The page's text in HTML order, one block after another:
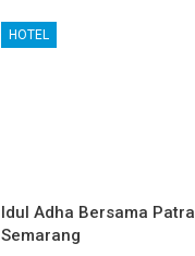
HOTEL
Idul Adha Bersama Patra
Semarang